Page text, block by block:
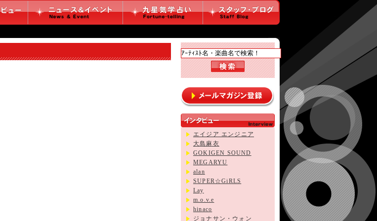
エイジア エンジニア
大島麻衣
GOKIGEN SOUND
MEGARYU
alan
SUPER☆GiRLS
Lay
m.o.v.e
hinaco
ジョナサン・ウォン